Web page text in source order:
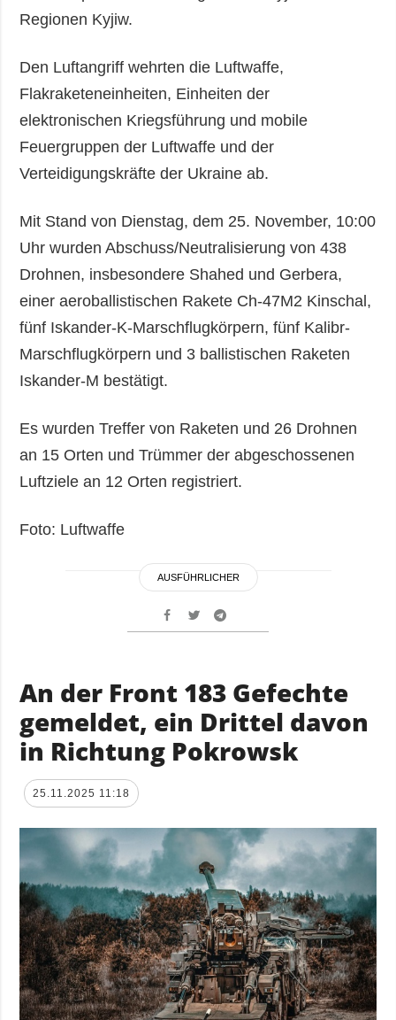
Regionen Kyjiw.
Den Luftangriff wehrten die Luftwaffe,
Flakraketeneinheiten, Einheiten der
elektronischen Kriegsführung und mobile
Feuergruppen der Luftwaffe und der
Verteidigungskräfte der Ukraine ab.
Mit Stand von Dienstag, dem 25. November, 10:00
Uhr wurden Abschuss/Neutralisierung von 438
Drohnen, insbesondere Shahed und Gerbera,
einer aeroballistischen Rakete Ch-47M2 Kinschal,
fünf Iskander-K-Marschflugkörpern, fünf Kalibr-
Marschflugkörpern und 3 ballistischen Raketen
Iskander-M bestätigt.
Es wurden Treffer von Raketen und 26 Drohnen
an 15 Orten und Trümmer der abgeschossenen
Luftziele an 12 Orten registriert.
Foto: Luftwaffe
AUSFÜHRLICHER
An der Front 183 Gefechte
gemeldet, ein Drittel davon
in Richtung Pokrowsk
25.11.2025 11:18